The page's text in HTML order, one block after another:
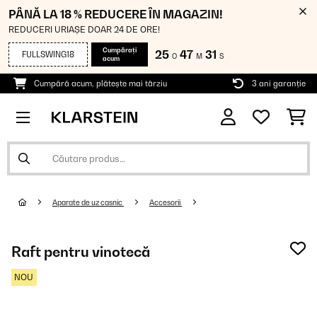
PÂNĂ LA 18 % REDUCERE ÎN MAGAZIN!
REDUCERI URIAȘE DOAR 24 DE ORE!
FULLSWING18
Cumpărați
acum
25 O 47 M 30 S
Cumpără acum, plătește mai târziu 3 ani garanție
Aparate de uz casnic Accesorii
Raft pentru vinotecă
NOU